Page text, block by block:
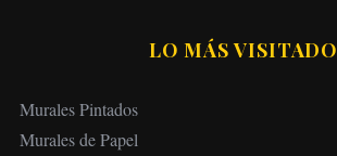
LO MÁS VISITADO
Murales Pintados
Murales de Papel